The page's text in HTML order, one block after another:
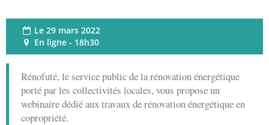
Le 29 mars 2022
En ligne - 18h30
Rénofuté, le service public de la rénovation énergétique
porté par les collectivités locales, vous propose un
webinaire dédié aux travaux de rénovation énergétique en
copropriété.